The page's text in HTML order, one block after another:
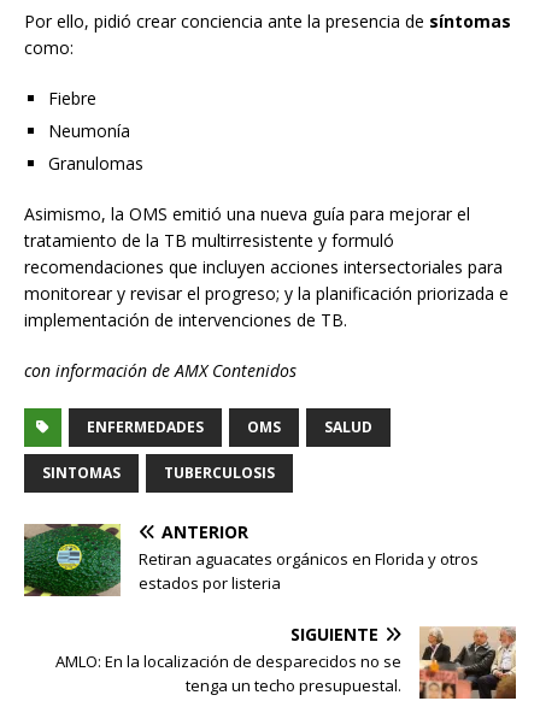
Por ello, pidió crear conciencia ante la presencia de síntomas
como:
Fiebre
Neumonía
Granulomas
Asimismo, la OMS emitió una nueva guía para mejorar el
tratamiento de la TB multirresistente y formuló
recomendaciones que incluyen acciones intersectoriales para
monitorear y revisar el progreso; y la planificación priorizada e
implementación de intervenciones de TB.
con información de AMX Contenidos
ENFERMEDADES OMS SALUD
SINTOMAS TUBERCULOSIS
ANTERIOR
Retiran aguacates orgánicos en Florida y otros
estados por listeria
SIGUIENTE
AMLO: En la localización de desparecidos no se
tenga un techo presupuestal.